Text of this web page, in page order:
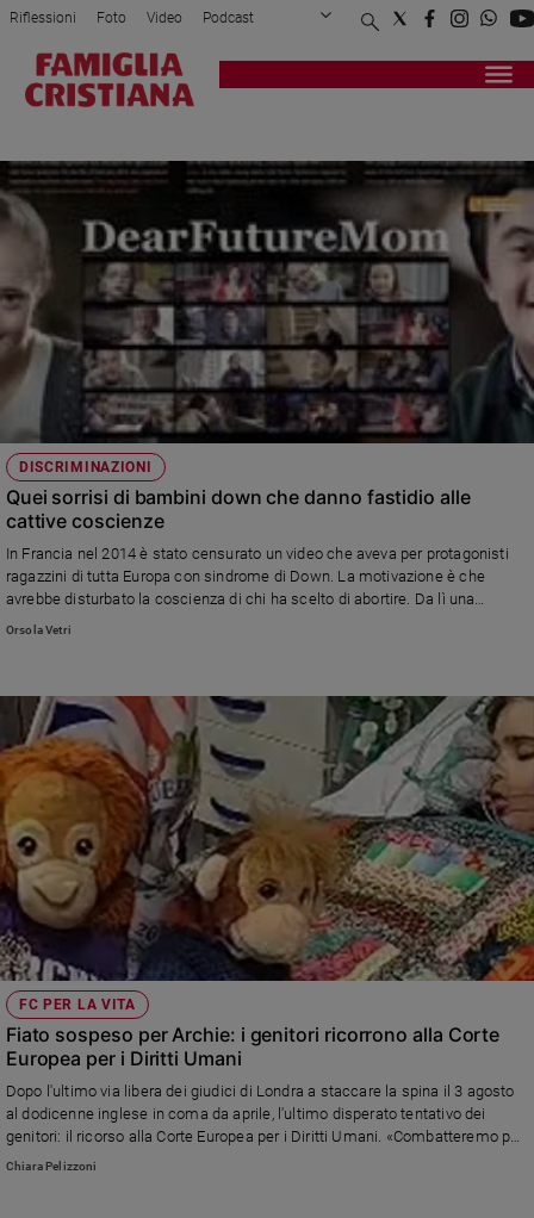
Attualità
Politica
Mondo
Economia
e
giustizia
Sport
Interviste
Papa
Papa
Chiesa
Chiesa
Fede
Santi
Devozione
e
Parola
del
giorno
Santo
del
giorno
Società
e
valori
Ambiente
e
Creato
Volontariato
Riflessioni Foto Video Podcast
Privacy Policy Chi siamo
Registrati Redazione
DISCRIMINAZIONI
Quei sorrisi di bambini down che danno fastidio alle
cattive coscienze
In Francia nel 2014 è stato censurato un video che aveva per protagonisti
ragazzini di tutta Europa con sindrome di Down. La motivazione è che
avrebbe disturbato la coscienza di chi ha scelto di abortire. Da lì una
battaglia legale per la libertà di espressione e contro la discriminazione
Orsola Vetri
FC PER LA VITA
Fiato sospeso per Archie: i genitori ricorrono alla Corte
Europea per i Diritti Umani
Dopo l'ultimo via libera dei giudici di Londra a staccare la spina il 3 agosto
al dodicenne inglese in coma da aprile, l'ultimo disperato tentativo dei
genitori: il ricorso alla Corte Europea per i Diritti Umani. «Combatteremo per
il suo diritto alla vita», ha detto la madre Hollie
Chiara Pelizzoni